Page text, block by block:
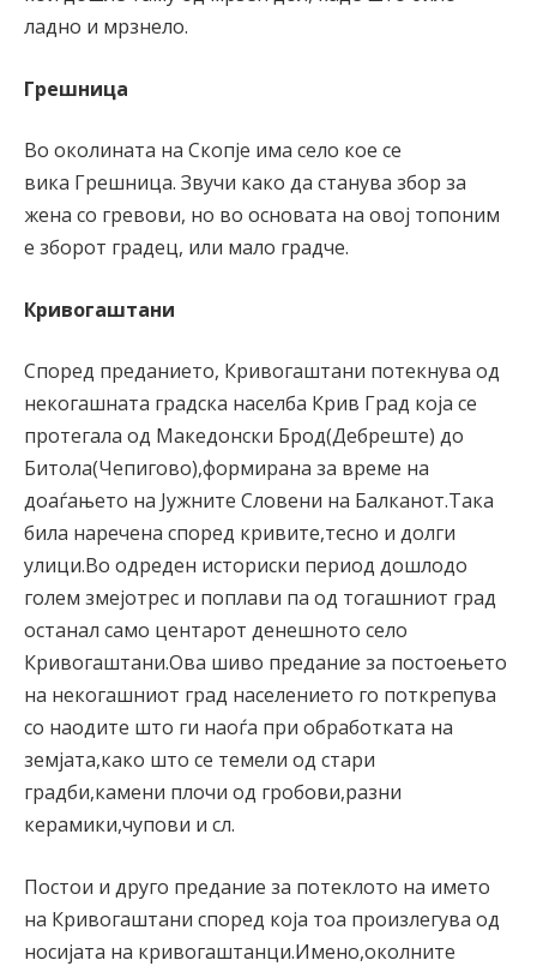
ладно и мрзнело.
Грешница
Во околината на Скопје има село кое се
вика Грешница. Звучи како да станува збор за
жена со гревови, но во основата на овој топоним
е зборот градец, или мало градче.
Кривогаштани
Според преданието, Кривогаштани потекнува од
некогашната градска населба Крив Град која се
протегала од Македонски Брод(Дебреште) до
Битола(Чепигово),формирана за време на
доаѓањето на Јужните Словени на Балканот.Така
била наречена според кривите,тесно и долги
улици.Во одреден историски период дошлодо
голем змејотрес и поплави па од тогашниот град
останал само центарот денешното село
Кривогаштани.Ова шиво предание за постоењето
на некогашниот град населението го поткрепува
со наодите што ги наоѓа при обработката на
земјата,како што се темели од стари
градби,камени плочи од гробови,разни
керамики,чупови и сл.
Постои и друго предание за потеклото на името
на Кривогаштани според која тоа произлегува од
носијата на кривогаштанци.Имено,околните